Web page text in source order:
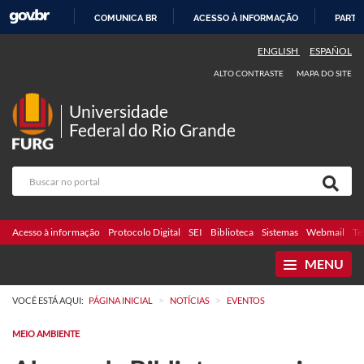
COMUNICA BR ACESSO À INFORMAÇÃO
ENGLISH ESPAÑOL
ALTO CONTRASTE MAPA DO SITE
Universidade
Federal do Rio Grande
Acesso à informação Protocolo Digital SEI Biblioteca Sistemas Webmail
MENU
VOCÊ ESTÁ AQUI: PÁGINA INICIAL > NOTÍCIAS > EVENTOS
MEIO AMBIENTE